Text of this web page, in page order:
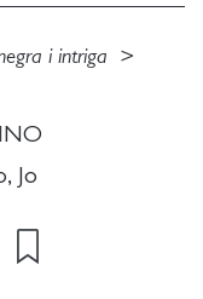
i intriga
Jo